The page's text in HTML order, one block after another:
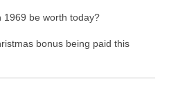
1969 be worth today?
bonus being paid this